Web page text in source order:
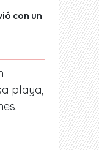
con un
playa,